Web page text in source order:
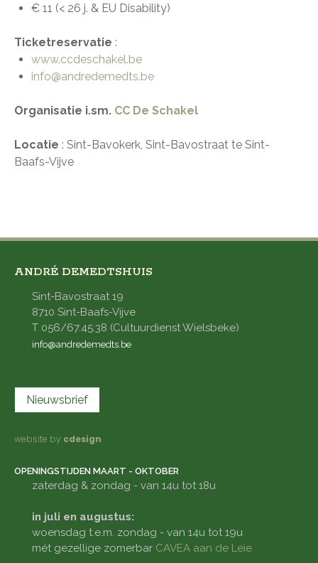
€ 11 (< 26 j. & EU Disability)
Ticketreservatie :
www.ccdeschakel.be
info@andredemedts.be
Organisatie i.sm. CC De Schakel
Locatie : Sint-Bavokerk, Sint-Bavostraat te Sint-
Baafs-Vijve
ANDRÉ DEMEDTSHUIS
Sint-Bavostraat 19
8710 Sint-Baafs-Vijve
T 056/67.45.38 (Cultuurdienst Wielsbeke)
info@andredemedts.be
Nieuwsbrief
website by cdesign
OPENINGSTIJDEN MAART - OKTOBER
zaterdag & zondag - van 14u tot 18u
in juli en augustus:
woensdag t.e.m. zondag - van 14u tot 19u
mét gezellige zomerbar CAVEA aan de Leie